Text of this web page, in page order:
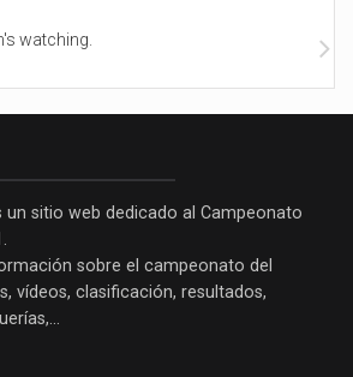
watching.
un sitio web dedicado al Campeonato
sobre el campeonato del
vídeos, clasificación, resultados,